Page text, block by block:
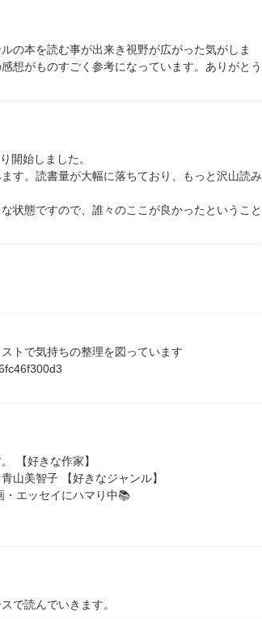
の本を読む事が出来き視野が広がった気がしま
想がものすごく参考になっています。ありがとう
開始しました。
す。読書量が大幅に落ちており、もっと沢山読み
状態ですので、誰々のここが良かったということ
トで気持ちの整理を図っています
【好きな作家】
山美智子
【好きなジャンル】
・エッセイにハマり中📚
で読んでいきます。